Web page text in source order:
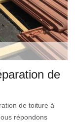
de
de toiture à
répondons